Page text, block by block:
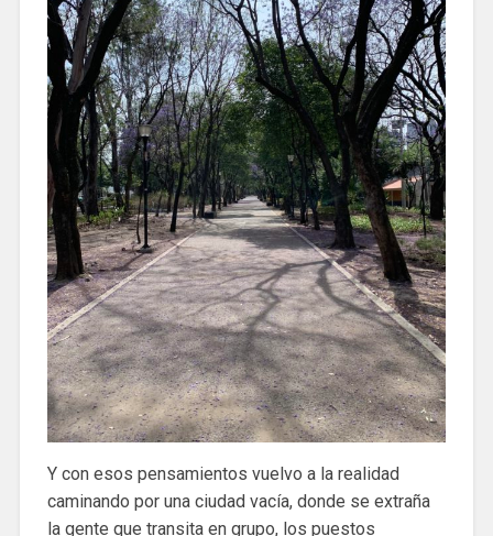
Y con esos pensamientos vuelvo a la realidad
caminando por una ciudad vacía, donde se extraña
la gente que transita en grupo, los puestos